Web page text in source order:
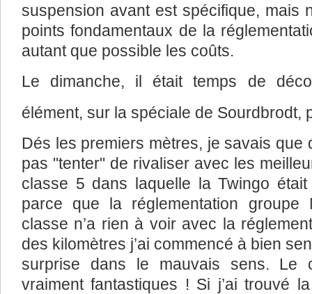
suspension avant est spécifique, mais
points fondamentaux de la
autant que possible les coûts.
Le dimanche, il était temps de
élément, sur la spéciale de Sourdbrodt,
Dés les premiers mètres, je savais que
pas "tenter" de rivaliser avec les
classe 5 dans laquelle la Twingo était
parce que la réglementation groupe
classe n’a rien à voir avec la
des kilomètres j’ai commencé à bien
surprise dans le mauvais sens. Le
vraiment fantastiques ! Si j’ai trouvé